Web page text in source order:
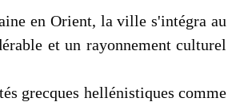
en Orient, la ville s'intégra au
et un rayonnement culturel
grecques hellénistiques comme